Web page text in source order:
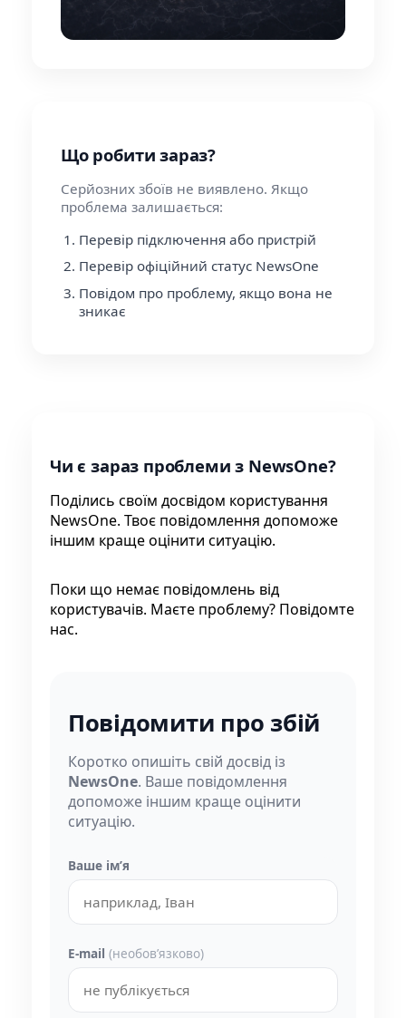
Що робити зараз?
Серйозних збоїв не виявлено. Якщо
проблема залишається:
Перевір підключення або пристрій
Перевір офіційний статус NewsOne
Повідом про проблему, якщо вона не
зникає
Чи є зараз проблеми з NewsOne?
Поділись своїм досвідом користування
NewsOne. Твоє повідомлення допоможе
іншим краще оцінити ситуацію.
Поки що немає повідомлень від
користувачів. Маєте проблему? Повідомте
нас.
Повідомити про збій
Коротко опишіть свій досвід із
NewsOne. Ваше повідомлення
допоможе іншим краще оцінити
ситуацію.
Ваше імʼя
E-mail (необовʼязково)